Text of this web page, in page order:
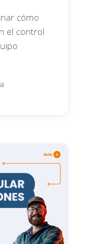
cómo
el control